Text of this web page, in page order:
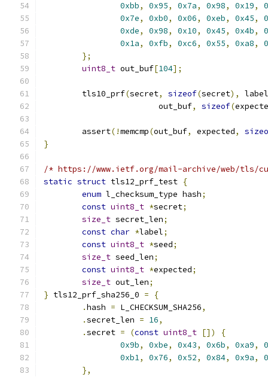
0xbb, 0x95, 0x7a, 0x98, 0x19,
0x7e, 0xb0, 0x06, 0xeb, 0x45,
0xde, 0x98, 0x10, 0x45, 0x4b,
0x1a, 0xfb, 0xc6, 0x55, 0xa8,
};
uint8_t out_buf[104];
	tls10_prf
(secret, sizeof(secret),
label
			out_buf
, sizeof(
	assert
(!memcmp(out_buf, expected,
}
/* https://www.ietf.org/mail-archive/web/tls/
static struct tls12_prf_test {
enum l_checksum_type hash;
const uint8_t *secret;
size_t secret_len;
const char *label;
const uint8_t *seed;
size_t seed_len;
const uint8_t *expected;
size_t out_len;
} tls12_prf_sha256_0 =
{
.hash = L_CHECKSUM_SHA256,
.secret_len = 16,
.secret = (const uint8_t [])
{
0x9b, 0xbe, 0x43, 0x6b, 0xa9,
0xb1, 0x76, 0x52, 0x84, 0x9a,
},